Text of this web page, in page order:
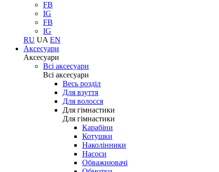
FB
IG
FB
IG
RU UA EN
Аксесуари
Аксесуари
Всі аксесуари
Всі аксесуари
Весь розділ
Для взуття
Для волосся
Для гімнастики
Для гімнастики
Карабіни
Котушки
Наколінники
Насоси
Обважнювачі